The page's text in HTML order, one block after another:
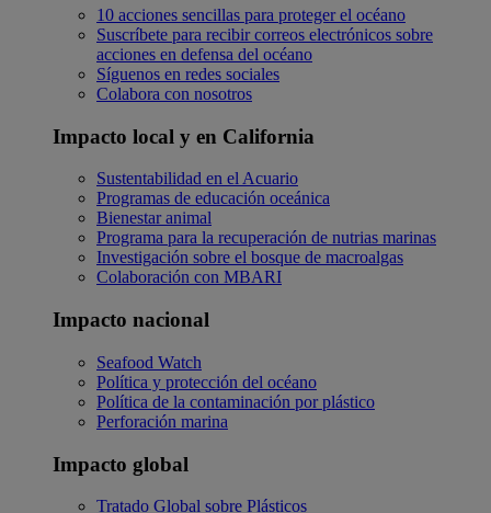
10 acciones sencillas para proteger el océano
Suscríbete para recibir correos electrónicos sobre
acciones en defensa del océano
Síguenos en redes sociales
Colabora con nosotros
Impacto local y en California
Sustentabilidad en el Acuario
Programas de educación oceánica
Bienestar animal
Programa para la recuperación de nutrias marinas
Investigación sobre el bosque de macroalgas
Colaboración con MBARI
Impacto nacional
Seafood Watch
Política y protección del océano
Política de la contaminación por plástico
Perforación marina
Impacto global
Tratado Global sobre Plásticos